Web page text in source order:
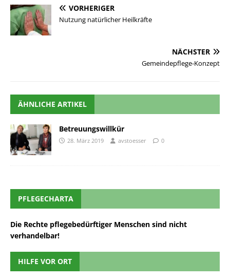
VORHERIGER
Nutzung natürlicher Heilkräfte
NÄCHSTER
Gemeindepflege-Konzept
ÄHNLICHE ARTIKEL
Betreuungswillkür
28. März 2019 avstoesser 0
PFLEGECHARTA
Die Rechte pflegebedürftiger Menschen sind nicht
verhandelbar!
HILFE VOR ORT